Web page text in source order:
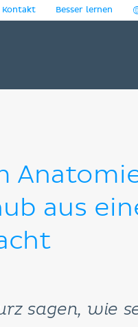
Kontakt Besser lernen
aus
sagen, wie